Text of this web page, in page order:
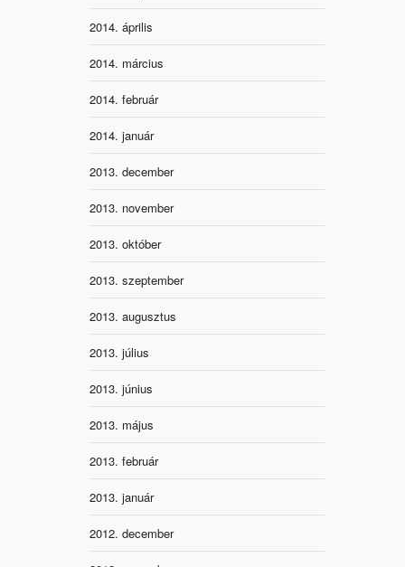
2014. április
2014. március
2014. február
2014. január
2013. december
2013. november
2013. október
2013. szeptember
2013. augusztus
2013. július
2013. június
2013. május
2013. február
2013. január
2012. december